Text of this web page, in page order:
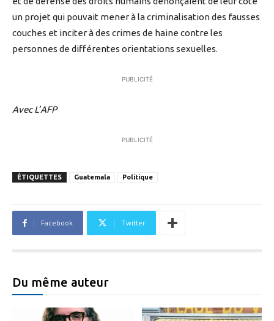
un projet qui pouvait mener à la criminalisation des fausses
couches et inciter à des crimes de haine contre les
personnes de différentes orientations sexuelles.
PUBLICITÉ
Avec L’AFP
PUBLICITÉ
ÉTIQUETTES Guatemala Politique
Facebook Twitter
Du même auteur